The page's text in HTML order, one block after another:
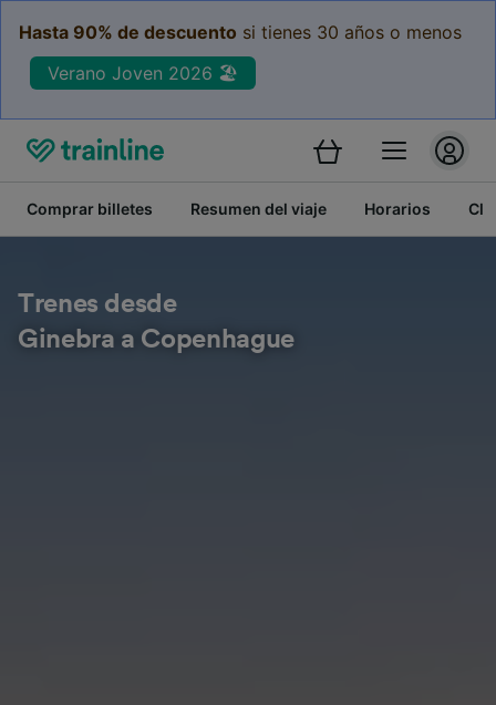
Hasta 90% de descuento si tienes 30 años o menos
Verano Joven 2026 🏖️
Comprar billetes Resumen del viaje Horarios
Trenes desde
Ginebra a Copenhague